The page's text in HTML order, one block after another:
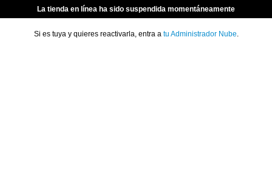
La tienda en línea ha sido suspendida momentáneamente
Si es tuya y quieres reactivarla, entra a tu Administrador Nube.